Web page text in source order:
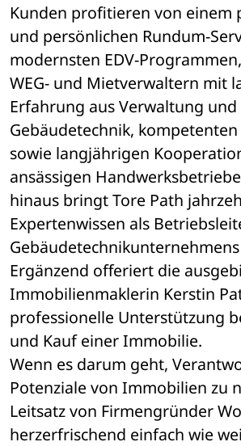
Kunden profitieren von einem
und persönlichen Rundum-
modernsten EDV-
WEG- und Mietverwaltern mit
Erfahrung aus Verwaltung und
Gebäudetechnik,
sowie langjährigen
ansässigen
hinaus bringt Tore Path
Expertenwissen als
Ergänzend offeriert die
Immobilienmaklerin Kerstin
professionelle Unterstützung
und Kauf einer Immobilie.
Wenn es darum geht,
Potenziale von Immobilien zu
Leitsatz von Firmengründer
herzerfrischend einfach wie